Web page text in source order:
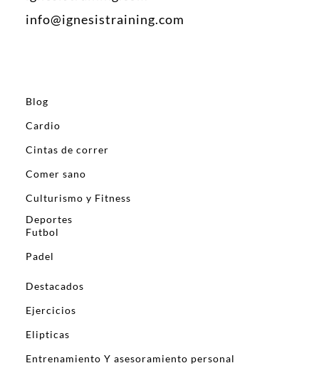
info@ignesistraining.com
Blog
Cardio
Cintas de correr
Comer sano
Culturismo y Fitness
Deportes
Futbol
Padel
Destacados
Ejercicios
Elipticas
Entrenamiento Y asesoramiento personal